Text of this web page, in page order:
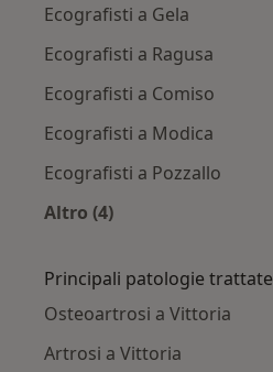
Ecografisti a Gela
Ecografisti a Ragusa
Ecografisti a Comiso
Ecografisti a Modica
Ecografisti a Pozzallo
Altro (4)
Principali patologie trattate
Osteoartrosi a Vittoria
Artrosi a Vittoria